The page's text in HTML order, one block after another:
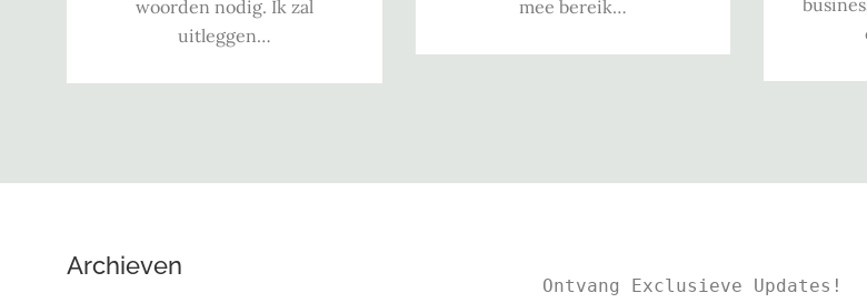
woorden nodig. Ik zal
uitleggen…
mee bereik…
Archieven
Ontvang Exclusieve Updates!